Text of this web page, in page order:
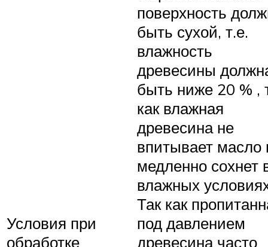
Условия при
обработке
поверхность
быть сухой, т.е.
влажность
древесины
быть ниже 20 % ,
как влажная
древесина не
впитывает масло
медленно сохнет
влажных
Так как
под давлением
древесина часто